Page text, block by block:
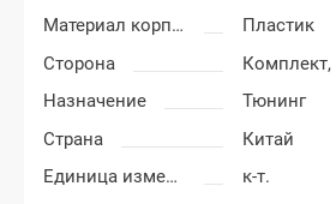
Материал корпуса
Пластик
Сторона
Комплект,
Назначение
Тюнинг
Страна
Китай
Единица измерения
к-т.